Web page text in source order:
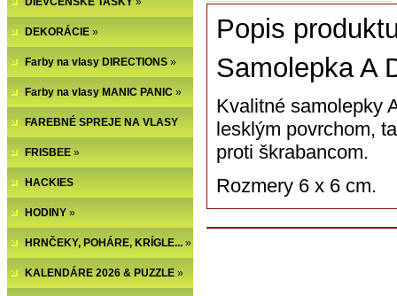
DEKORÁCIE »
Farby na vlasy DIRECTIONS »
Farby na vlasy MANIC PANIC »
FAREBNÉ SPREJE NA VLASY
FRISBEE »
HACKIES
HODINY »
HRNČEKY, POHÁRE, KRÍGLE... »
KALENDÁRE 2026 & PUZZLE »
Popis
Samolepka A
Kvalitné samolepky
lesklým povrchom,
proti škrabancom.
Rozmery 6 x 6 cm.